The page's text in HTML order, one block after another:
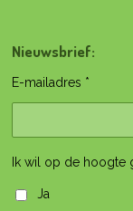
Nieuwsbrief:
E-mailadres *
Ik wil op de hoogte
Ja